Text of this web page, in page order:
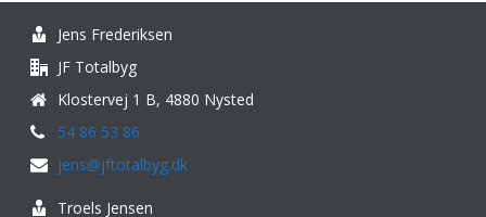
Jens Frederiksen
JF Totalbyg
Klostervej 1 B, 4880 Nysted
54 86 53 86
jens@jftotalbyg.dk
Troels Jensen